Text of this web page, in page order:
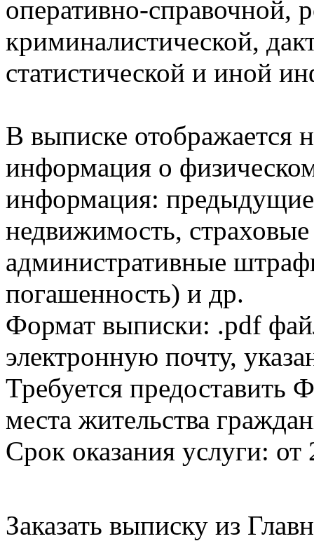
оперативно-справочной,
криминалистической,
статистической и иной
В выписке отображается
информация о
информация:
недвижимость,
административные
погашенность) и др.
Формат выписки: .pdf
электронную почту,
Требуется
места жительства
Срок оказания услуги: от
Заказать выписку из